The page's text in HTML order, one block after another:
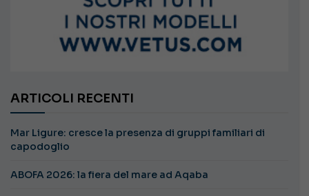
ARTICOLI RECENTI
Mar Ligure: cresce la presenza di gruppi familiari di
capodoglio
ABOFA 2026: la fiera del mare ad Aqaba